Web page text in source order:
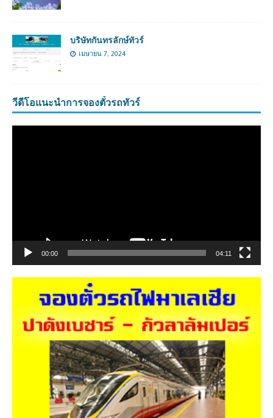
บริษัทกันทรลักษ์ทัวร์
เมษายน 7, 2024
วีดีโอแนะนำการจองตั๋วรถทัวร์
00:00 04:11